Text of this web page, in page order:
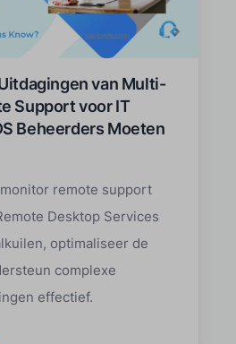
van Multi-
Support voor IT
Beheerders Moeten
remote support
Desktop Services
optimaliseer de
complexe
effectief.